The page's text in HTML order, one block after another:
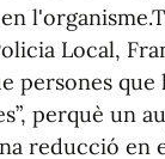
Local,
persones
perquè un
reducció en